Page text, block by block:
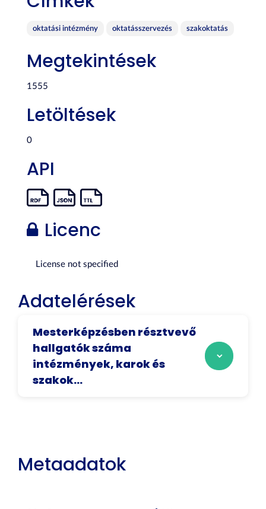
oktatási intézmény oktatásszervezés szakoktatás
Megtekintések
1555
Letöltések
0
API
Licenc
License not specified
Adatelérések
Mesterképzésben résztvevő
hallgatók száma
intézmények, karok és
szakok...
Metaadatok